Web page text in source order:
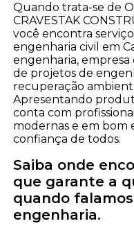
Quando trata-se de
CRAVESTAK
você encontra
engenharia civil em
engenharia, empresa
de projetos de
recuperação
Apresentando
conta com
modernas e em bom
confiança de todos.
Saiba onde
que garante a
quando
engenharia.